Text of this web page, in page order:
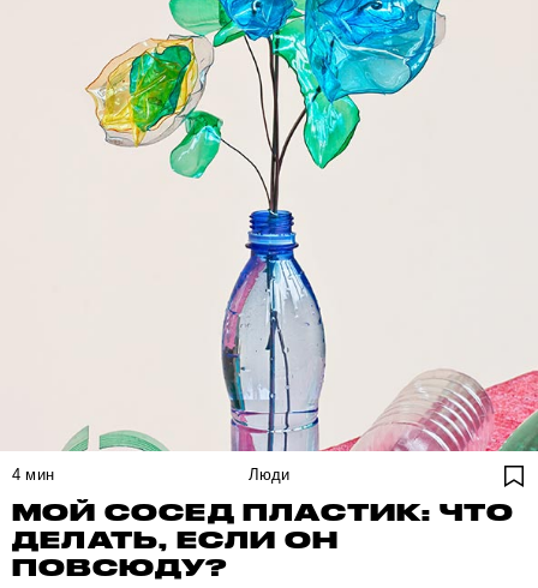
4 мин Люди
МОЙ СОСЕД ПЛАСТИК: ЧТО
ДЕЛАТЬ, ЕСЛИ ОН
ПОВСЮДУ?